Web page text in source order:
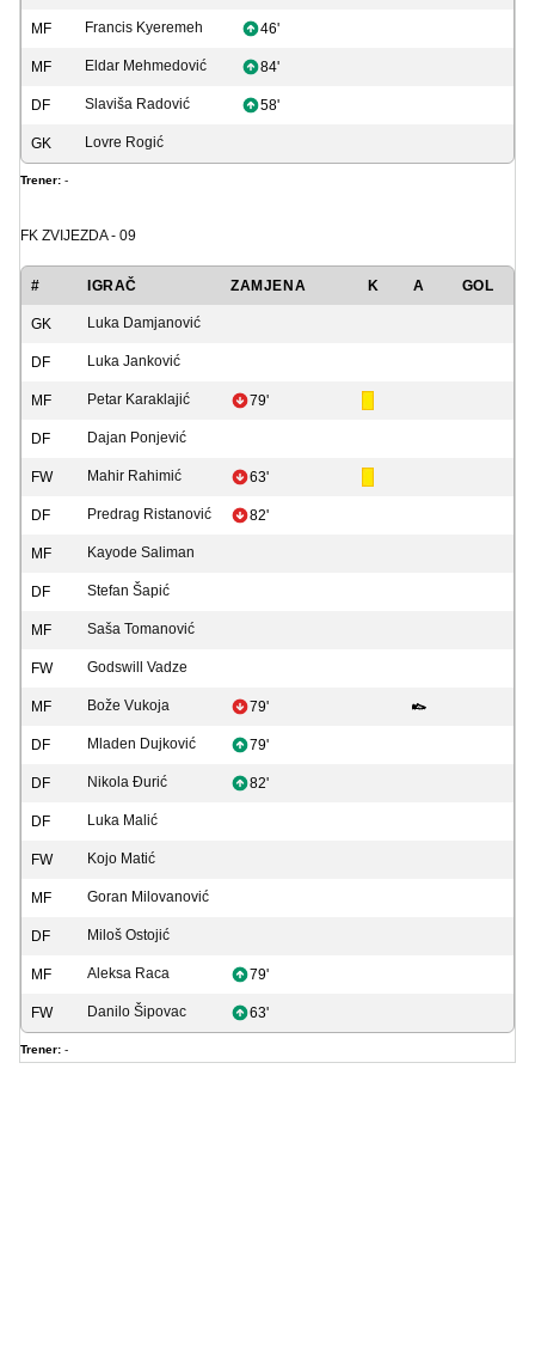
MF Francis Kyeremeh 46'
MF Eldar Mehmedović 84'
DF Slaviša Radović 58'
GK Lovre Rogić
Trener: -
FK ZVIJEZDA - 09
# IGRAČ ZAMJENA K A GOL
GK Luka Damjanović
DF Luka Janković
MF Petar Karaklajić 79'
DF Dajan Ponjević
FW Mahir Rahimić 63'
DF Predrag Ristanović 82'
MF Kayode Saliman
DF Stefan Šapić
MF Saša Tomanović
FW Godswill Vadze
MF Bože Vukoja 79'
DF Mladen Dujković 79'
DF Nikola Đurić 82'
DF Luka Malić
FW Kojo Matić
MF Goran Milovanović
DF Miloš Ostojić
MF Aleksa Raca 79'
FW Danilo Šipovac 63'
Trener: -